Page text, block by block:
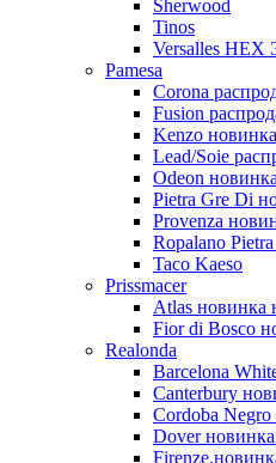
Sherwood
Tinos
Versalles
Pamesa
Corona
Fusion
Kenzo
Lead/Soie
Odeon
Pietra Gre Di
Provenza
Ropalano
Taco Kaeso
Prissmacer
Atlas новинка
Fior di Bosco
Realonda
Barсelona
Canterbury
Cordoba
Dover новинка